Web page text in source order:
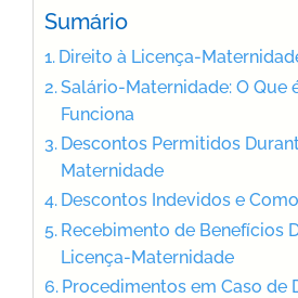
Sumário
Direito à Licença-
Salário-Maternidade: O Que
Funciona
Descontos Permitidos
Maternidade
Descontos Indevidos e
Recebimento de Benefícios
Licença-Maternidade
Procedimentos em Caso de